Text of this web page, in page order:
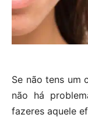
Se não tens um
não há
fazeres aquele